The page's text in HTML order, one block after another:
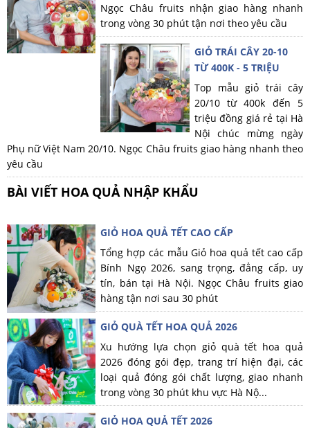
Ngọc Châu fruits nhận giao hàng nhanh
trong vòng 30 phút tận nơi theo yêu cầu
GIỎ TRÁI CÂY 20-10
TỪ 400K - 5 TRIỆU
Top mẫu giỏ trái cây
20/10 từ 400k đến 5
triệu đồng giá rẻ tại Hà
Nội chúc mừng ngày
Phụ nữ Việt Nam 20/10. Ngọc Châu fruits giao hàng nhanh theo
yêu cầu
BÀI VIẾT HOA QUẢ NHẬP KHẨU
GIỎ HOA QUẢ TẾT CAO CẤP
Tổng hợp các mẫu Giỏ hoa quả tết cao cấp
Bính Ngọ 2026, sang trọng, đẳng cấp, uy
tín, bán tại Hà Nội. Ngọc Châu fruits giao
hàng tận nơi sau 30 phút
GIỎ QUÀ TẾT HOA QUẢ 2026
Xu hướng lựa chọn giỏ quà tết hoa quả
2026 đóng gói đẹp, trang trí hiện đại, các
loại quả đóng gói chất lượng, giao nhanh
trong vòng 30 phút khu vực Hà Nộ...
GIỎ HOA QUẢ TẾT 2026